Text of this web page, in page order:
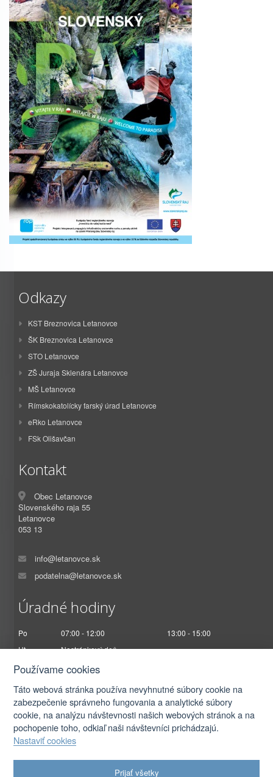
Odkazy
KST Breznovica Letanovce
ŠK Breznovica Letanovce
STO Letanovce
ZŠ Juraja Sklenára Letanovce
MŠ Letanovce
Rímskokatolícky farský úrad Letanovce
eRko Letanovce
FSk Olišavčan
Kontakt
Obec Letanovce
Slovenského raja 55
Letanovce
053 13
info@letanovce.sk
podatelna@letanovce.sk
Úradné hodiny
Po 07:00 - 12:00
13:00 - 15:00
Ut
Nestránkový deň
St
07:00 - 12:00
Pi
07:00 - 12:30
Ochrana osobných údajov|Prístupnosť
Používame cookies
Táto webová stránka používa nevyhnutné súbory cookie na
zabezpečenie správneho fungovania a analytické súbory
cookie, na analýzu návštevnosti našich webových stránok a na
pochopenie toho, odkiaľ naši návštevníci prichádzajú.
Nastaviť cookies
Prijať všetky